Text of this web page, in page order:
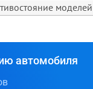
моделей
автомобиля